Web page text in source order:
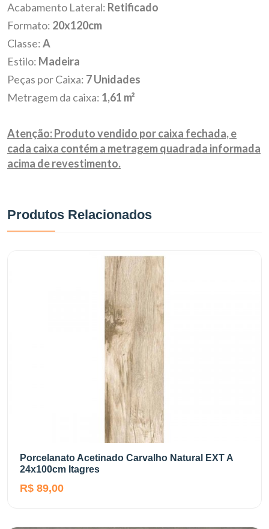
Acabamento Lateral: Retificado
Formato: 20x120cm
Classe:A
Estilo: Madeira
Peças por Caixa: 7 Unidades
Metragem da caixa: 1,61 m²
Atenção: Produto vendido por caixa fechada, e
cada caixa contém a metragem quadrada informada
acima de revestimento.
Produtos Relacionados
Porcelanato Acetinado Carvalho Natural EXT A
24x100cm Itagres
R$ 89,00